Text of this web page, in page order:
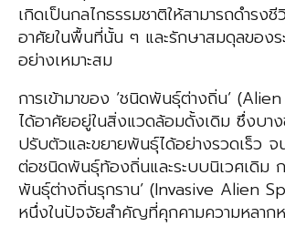
เกิดเป็นกลไกธรรมชาติให้สามารถดำรง
อาศัยในพื้นที่นั้น ๆ และรักษาสมดุลของร
อย่างเหมาะสม
การเข้ามาของ ‘ชนิดพันธุ์ต่างถิ่น’
ได้อาศัยอยู่ในสิ่งแวดล้อมดั้งเดิม ซึ่งบา
ปรับตัวและขยายพันธุ์ได้อย่างรวดเร็ว
ต่อชนิดพันธุ์ท้องถิ่นและระบบนิเวศเดิม
พันธุ์ต่างถิ่นรุกราน’ (Invasive Alien
หนึ่งในปัจจัยสำคัญที่คุกคามความหลาก